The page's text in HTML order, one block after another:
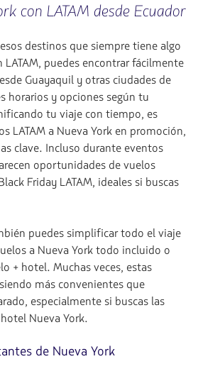
con LATAM desde Ecuador
destinos que siempre tiene algo
LATAM, puedes encontrar fácilmente
Guayaquil y otras ciudades de
horarios y opciones según tu
tu viaje con tiempo, es
LATAM a Nueva York en promoción,
clave. Incluso durante eventos
oportunidades de vuelos
Friday LATAM, ideales si buscas
puedes simplificar todo el viaje
a Nueva York todo incluido o
+ hotel. Muchas veces, estas
más convenientes que
especialmente si buscas las
Nueva York.
de Nueva York